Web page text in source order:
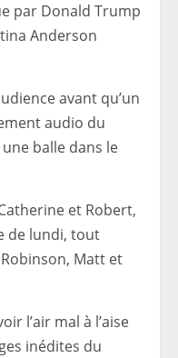
par Donald Trump
Anderson
avant qu’un
audio du
balle dans le
et Robert,
de lundi, tout
Matt et
l’air mal à l’aise
inédites du